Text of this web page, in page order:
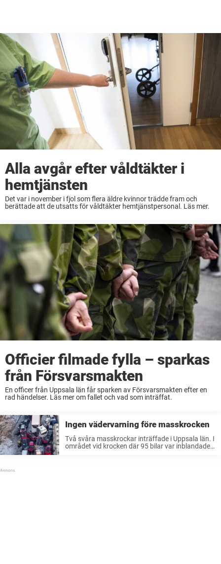
Alla avgår efter våldtäkter i
hemtjänsten
Det var i november i fjol som flera äldre kvinnor trädde fram och
berättade att de utsatts för våldtäkter hemtjänstpersonal. Läs mer.
Officier filmade fylla – sparkas
från Försvarsmakten
En officer från Uppsala län får sparken av Försvarsmakten efter en
rad händelser. Läs mer om fallet och vad som inträffat.
Ingen vädervarning före masskrocken
Två svåra masskrockar inträffade i Uppsala län. I
området vid krocken där 95 bilar var inblandade